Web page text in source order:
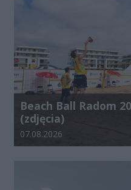
Beach Ball Radom
(zdjęcia)
Data dodania galerii:
07.08.2026